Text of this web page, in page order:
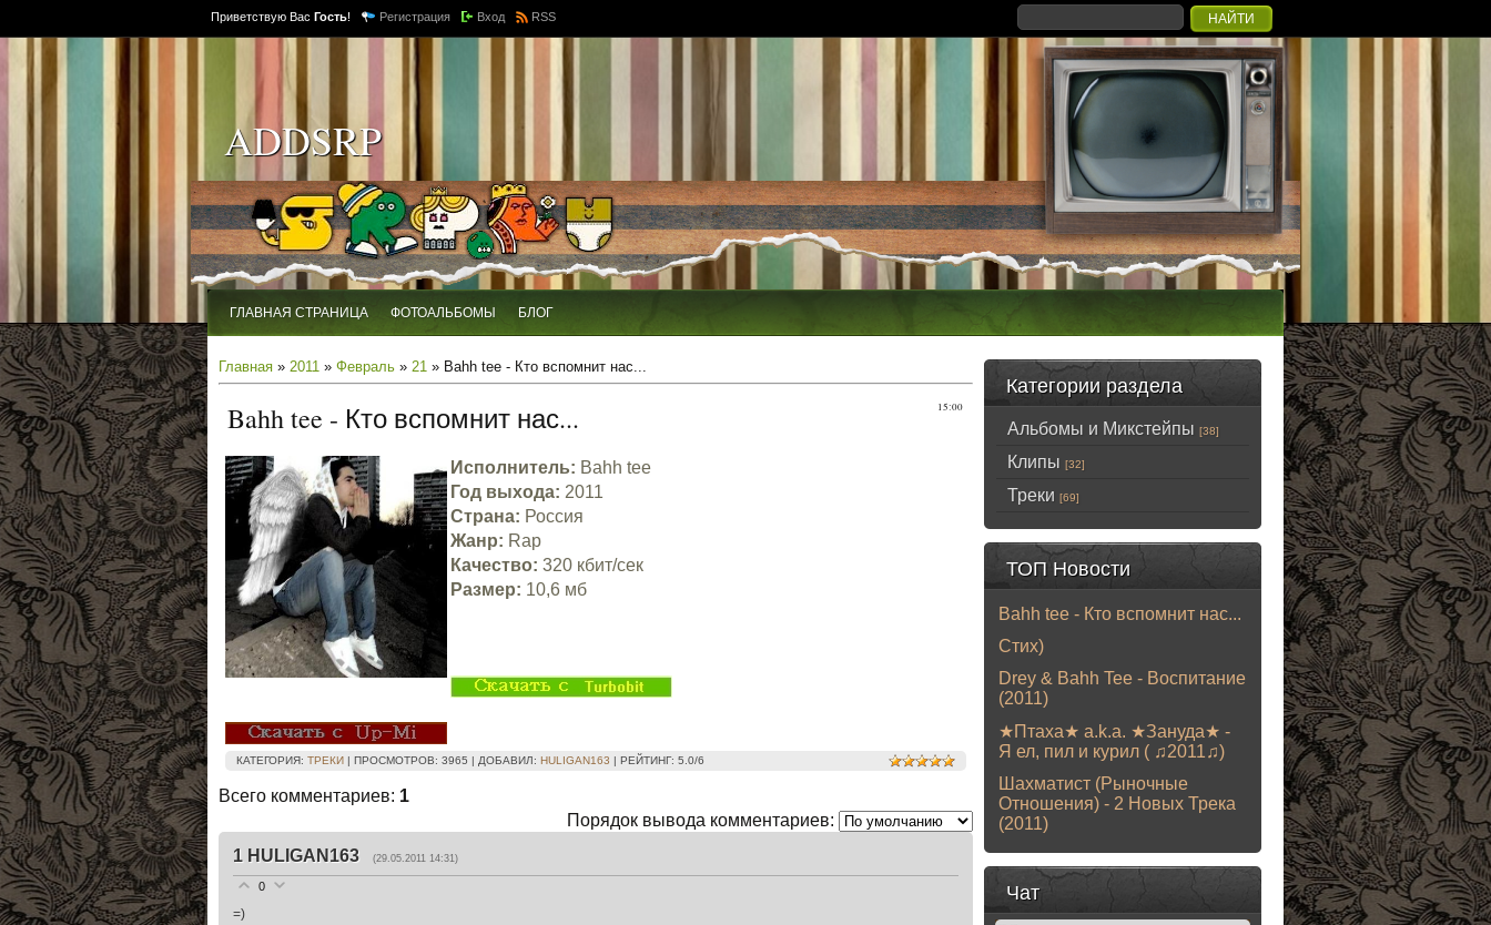
Приветствую Вас Гость! Регистрация Вход RSS
ADDSRP
ГЛАВНАЯ СТРАНИЦА ФОТОАЛЬБОМЫ БЛОГ
Главная » 2011 » Февраль » 21 » Bahh tee - Кто вспомнит нас...
15:00
Bahh tee - Кто вспомнит нас...
Исполнитель: Bahh tee
Год выхода: 2011
Страна: Россия
Жанр: Rap
Качество: 320 кбит/сек
Размер: 10,6 мб
КАТЕГОРИЯ: ТРЕКИ | ПРОСМОТРОВ: 3965 | ДОБАВИЛ: HULIGAN163 | РЕЙТИНГ: 5.0/6
Всего комментариев: 1
Порядок вывода комментариев:
1 HULIGAN163 (29.05.2011 14:31)
0
=)
Категории раздела
Альбомы и Микстейпы [38]
Клипы [32]
Треки [69]
ТОП Новости
Bahh tee - Кто вспомнит нас...
Стих)
Drey & Bahh Tee - Воспитание
(2011)
★Птаха★ a.k.a. ★Зануда★ -
Я ел, пил и курил ( ♫2011♫)
Шахматист (Рыночные
Отношения) - 2 Новых Трека
(2011)
Чат